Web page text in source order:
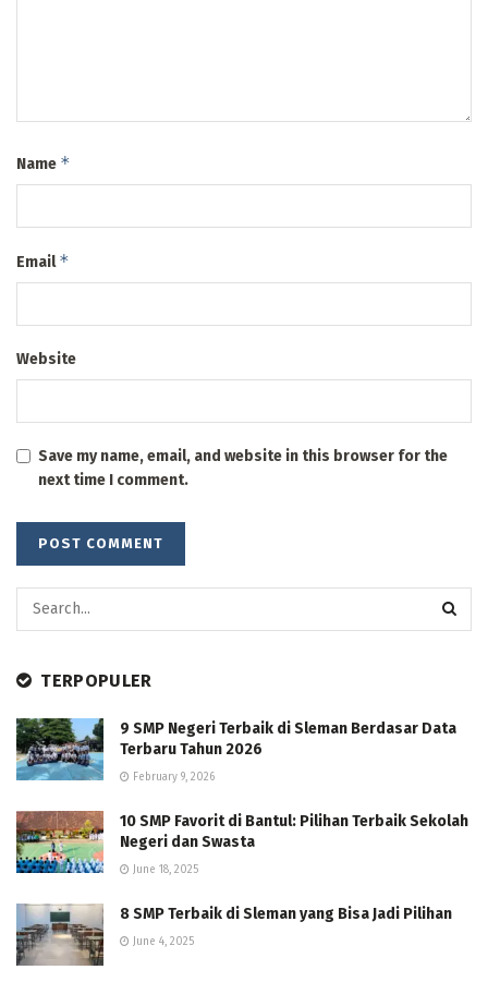
Name *
Email*
Website
Save my name, email, and website in this browser for the
next time I comment.
TERPOPULER
9 SMP Negeri Terbaik di Sleman Berdasar Data
Terbaru Tahun 2026
February 9, 2026
10 SMP Favorit di Bantul: Pilihan Terbaik Sekolah
Negeri dan Swasta
June 18, 2025
8 SMP Terbaik di Sleman yang Bisa Jadi Pilihan
June 4, 2025